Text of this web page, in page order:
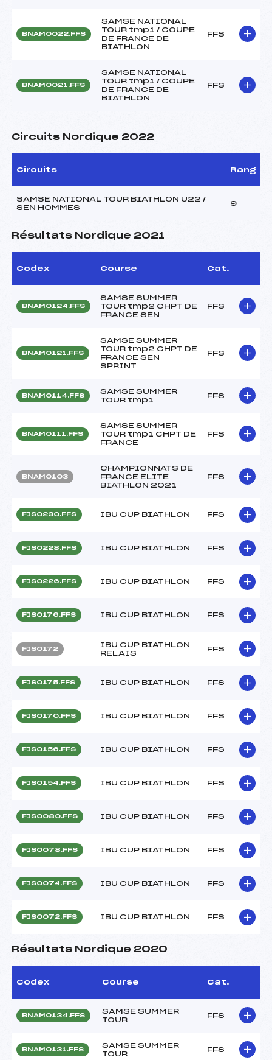
BNAM0022.FFS
SAMSE NATIONAL
TOUR tmp1 / COUPE
DE FRANCE DE
BIATHLON
FFS
BNAM0021.FFS
SAMSE NATIONAL
TOUR tmp1 / COUPE
DE FRANCE DE
BIATHLON
FFS
Circuits Nordique 2022
Circuits Rang
SAMSE NATIONAL TOUR BIATHLON U22 /
SEN HOMMES
9
Résultats Nordique 2021
Codex Course Cat.
BNAM0124.FFS
SAMSE SUMMER
TOUR tmp2 CHPT DE
FRANCE SEN
FFS
BNAM0121.FFS
SAMSE SUMMER
TOUR tmp2 CHPT DE
FRANCE SEN
SPRINT
FFS
BNAM0114.FFS
SAMSE SUMMER
TOUR tmp1
FFS
BNAM0111.FFS
SAMSE SUMMER
TOUR tmp1 CHPT DE
FRANCE
FFS
BNAM0103
CHAMPIONNATS DE
FRANCE ELITE
BIATHLON 2021
FFS
FIS0230.FFS IBU CUP BIATHLON FFS
FIS0228.FFS IBU CUP BIATHLON FFS
FIS0226.FFS IBU CUP BIATHLON FFS
FIS0176.FFS IBU CUP BIATHLON FFS
FIS0172
IBU CUP BIATHLON
RELAIS
FFS
FIS0175.FFS IBU CUP BIATHLON FFS
FIS0170.FFS IBU CUP BIATHLON FFS
FIS0156.FFS IBU CUP BIATHLON FFS
FIS0154.FFS IBU CUP BIATHLON FFS
FIS0080.FFS IBU CUP BIATHLON FFS
FIS0078.FFS IBU CUP BIATHLON FFS
FIS0074.FFS IBU CUP BIATHLON FFS
FIS0072.FFS IBU CUP BIATHLON FFS
Résultats Nordique 2020
Codex Course Cat.
BNAM0134.FFS
SAMSE SUMMER
TOUR
FFS
BNAM0131.FFS
SAMSE SUMMER
TOUR
FFS